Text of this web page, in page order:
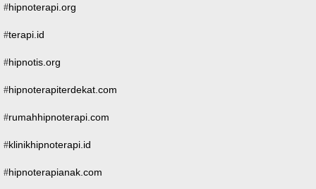
#hipnoterapi.org
#terapi.id
#hipnotis.org
#hipnoterapiterdekat.com
#rumahhipnoterapi.com
#klinikhipnoterapi.id
#hipnoterapianak.com